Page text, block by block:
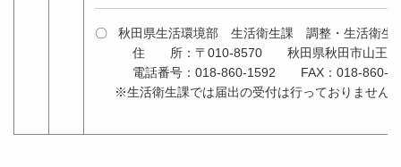
〇 秋田県生活環境部 生活衛生課 調整・生活衛生
住 所：〒010-8570 秋田県秋田市山王４
電話番号：018-860-1592 FAX：018-860-
※生活衛生課では届出の受付は行っておりません